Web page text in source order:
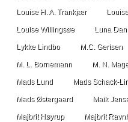
Louise H. A. Trankjær
Louise Willingsøe Luna
Lykke Lindbo M.C. Gertsen
M. L. Bornemann M. N.
Mads Lund Mads Schack-
Mads Østergaard Maik
Majbrit Høyrup Majbrit